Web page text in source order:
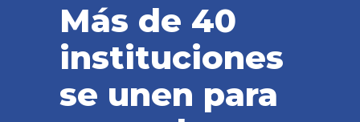
Más de 40
instituciones
se unen para